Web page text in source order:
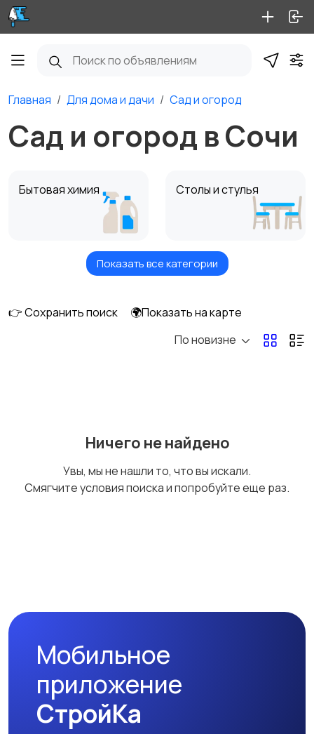
Главная Для дома и дачи Сад и огород
Сад и огород в Сочи
Бытовая химия Столы и стулья
Диваны и кресла Кровати и матрасы
Подставки и тумбы
Показать все категории
👉 Сохранить поиск
🌍Показать на карте
По новизне
Ничего не найдено
Увы, мы не нашли то, что вы искали.
Смягчите условия поиска и попробуйте еще раз.
Мобильное
приложение
СтройКа